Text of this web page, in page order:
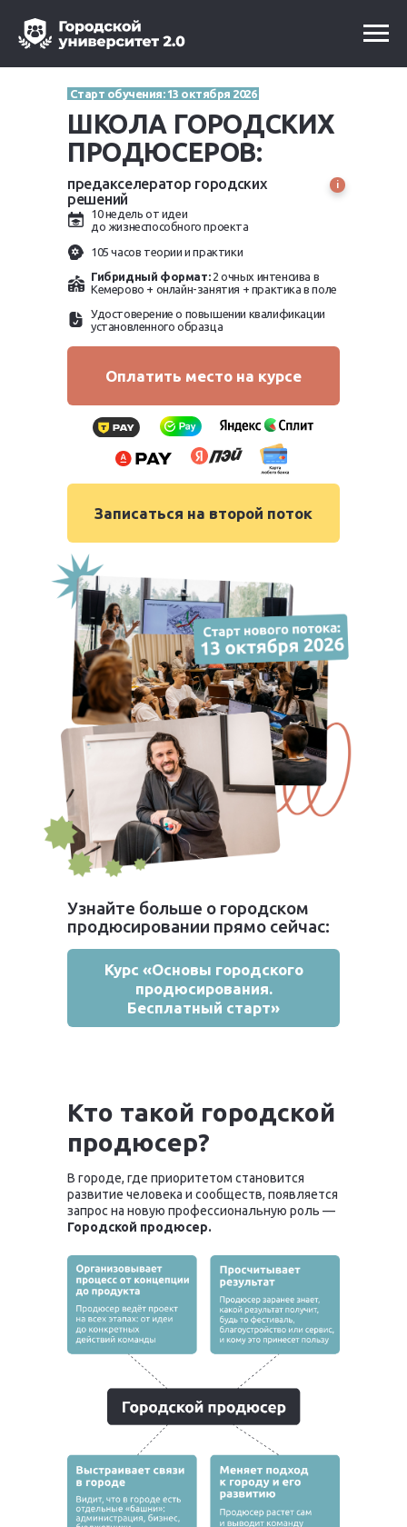
ШКОЛА ГОРОДСКИХ
ПРОДЮСЕРОВ:
Узнайте больше о городском
продюсировании прямо сейчас:
предакселератор городских
решений
105 часов теории и практики
Оплатить место на курсе
Гибридный формат:2 очных интенсива в
Кемерово + онлайн-занятия + практика в поле
10 недель от идеи
до жизнеспособного проекта
Записаться на второй поток
Курс «Основы городского
продюсирования.
Бесплатный старт»
Удостоверение о повышении квалификации
установленного образца
Старт обучения: 13 октября 2026
i
В городе, где приоритетом становится
развитие человека и сообществ, появляется
запрос на новую профессиональную роль —
Городской продюсер.
Кто такой городской
продюсер?